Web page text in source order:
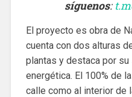
síguenos:
El proyecto es obra de
cuenta con dos alturas
plantas y destaca por
energética. El 100% de
calle como al interior de